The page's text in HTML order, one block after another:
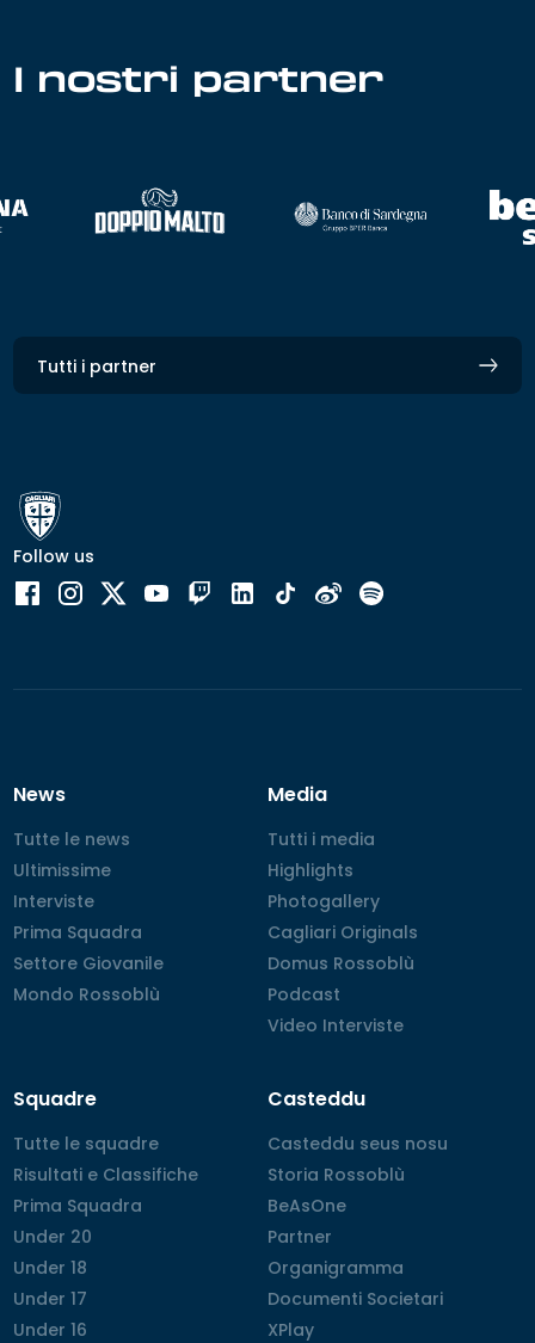
I nostri partner
Tutti i partner
Follow us
News
Tutte le news
Tutte le news
Ultimissime
Ultimissime
Interviste
Interviste
Prima Squadra
Prima Squadra
Settore Giovanile
Settore Giovanile
Mondo Rossoblù
Mondo Rossoblù
Media
Tutti i media
Tutti i media
Highlights
Highlights
Photogallery
Photogallery
Cagliari Originals
Cagliari Originals
Domus Rossoblù
Domus Rossoblù
Podcast
Podcast
Video Interviste
Video Interviste
Squadre
Tutte le squadre
Tutte le squadre
Risultati e Classifiche
Risultati e Classifiche
Prima Squadra
Prima Squadra
Under 20
Under 20
Under 18
Under 18
Under 17
Under 17
Under 16
Under 16
Casteddu
Casteddu seus nosu
Casteddu seus nosu
Storia Rossoblù
Storia Rossoblù
BeAsOne
BeAsOne
Partner
Partner
Organigramma
Organigramma
Documenti Societari
Documenti Societari
XPlay
XPlay